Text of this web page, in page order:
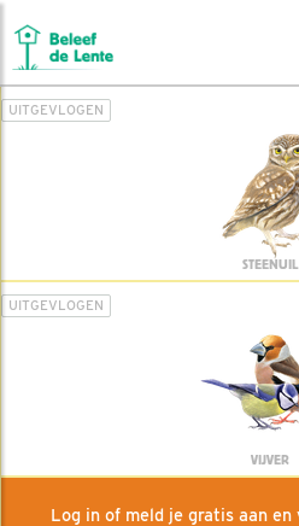
UITGEVLOGEN
STEENUIL
UITGEVLOGEN
VIJVER
Log in of meld je gratis aan